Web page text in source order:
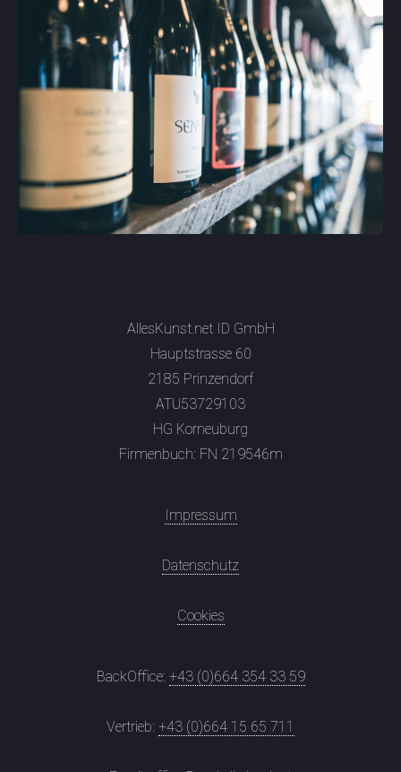
AllesKunst.net ID GmbH
Hauptstrasse 60
2185 Prinzendorf
ATU53729103
HG Korneuburg
Firmenbuch: FN 219546m
Impressum
Datenschutz
Cookies
BackOffice: +43 (0)664 354 33 59
Vertrieb: +43 (0)664 15 65 711